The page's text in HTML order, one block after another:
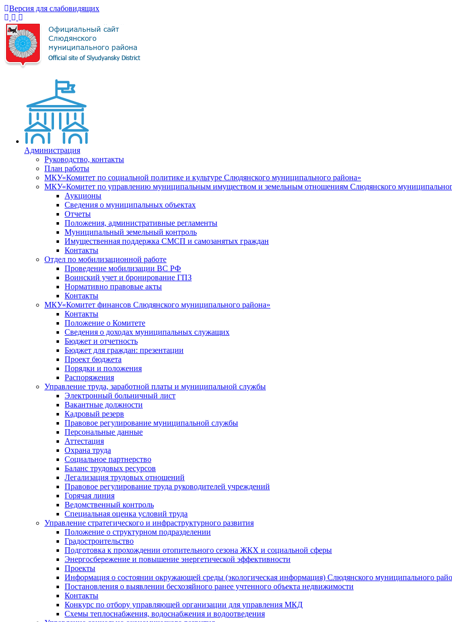
Версия для слабовидящих
Администрация
Руководство, контакты
План работы
МКУ«Комитет по социальной политике и культуре Слюдянского муниципального района»
МКУ«Комитет по управлению муниципальным имуществом и земельным отношениям Слюдянского
Аукционы
Сведения о муниципальных объектах
Отчеты
Положения, административные регламенты
Муниципальный земельный контроль
Имущественная поддержка СМСП и самозанятых граждан
Контакты
Отдел по мобилизационной работе
Проведение мобилизации ВС РФ
Воинский учет и бронирование ГПЗ
Нормативно правовые акты
Контакты
МКУ«Комитет финансов Слюдянского муниципального района»
Контакты
Положение о Комитете
Сведения о доходах муниципальных служащих
Бюджет и отчетность
Бюджет для граждан: презентации
Проект бюджета
Порядки и положения
Распоряжения
Управление труда, заработной платы и муниципальной службы
Электронный больничный лист
Вакантные должности
Кадровый резерв
Правовое регулирование муниципальной службы
Персональные данные
Аттестация
Охрана труда
Социальное партнерство
Баланс трудовых ресурсов
Легализация трудовых отношений
Правовое регулирование труда руководителей учреждений
Горячая линия
Ведомственный контроль
Специальная оценка условий труда
Управление стратегического и инфраструктурного развития
Положение о структурном подразделении
Градостроительство
Подготовка к прохождении отопительного сезона ЖКХ и социальной сферы
Энергосбережение и повышение энергетической эффективности
Проекты
Информация о состоянии окружающей среды (экологическая информация) Слюдянского муниципального
Постановления о выявлении бесхозяйного ранее учтенного объекта недвижимости
Контакты
Конкурс по отбору управляющей организации для управления МКД
Схемы теплоснабжения, водоснабжения и водоотведения